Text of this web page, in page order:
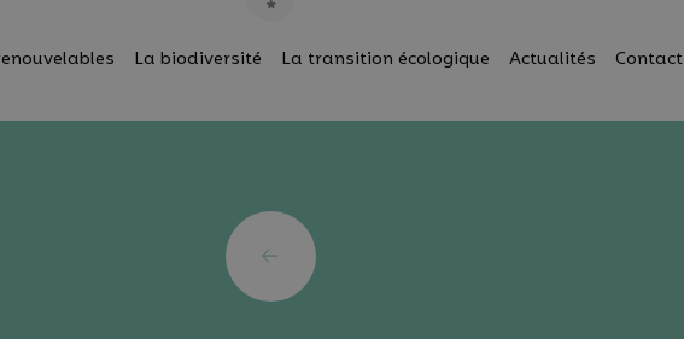
La biodiversité La transition écologique Actualités Contact